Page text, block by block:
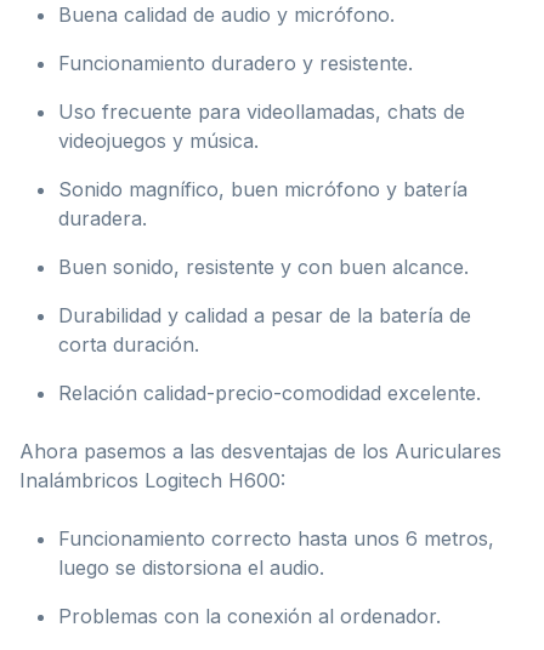
Buena calidad de audio y micrófono.
Funcionamiento duradero y resistente.
Uso frecuente para videollamadas, chats de
videojuegos y música.
Sonido magnífico, buen micrófono y batería
duradera.
Buen sonido, resistente y con buen alcance.
Durabilidad y calidad a pesar de la batería de
corta duración.
Relación calidad-precio-comodidad excelente.
Ahora pasemos a las desventajas de los Auriculares
Inalámbricos Logitech H600:
Funcionamiento correcto hasta unos 6 metros,
luego se distorsiona el audio.
Problemas con la conexión al ordenador.